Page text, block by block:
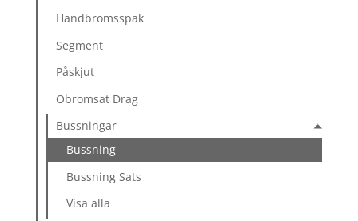
Handbromsspak
Segment
Påskjut
Obromsat Drag
Bussningar
Bussning
Bussning Sats
Visa alla